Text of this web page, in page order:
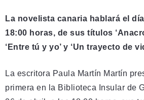
La novelista canaria hablará el
18:00 horas, de sus títulos
‘Entre tú y yo’ y ‘Un trayecto de
La escritora Paula Martín Martín
primera en la Biblioteca Insular de